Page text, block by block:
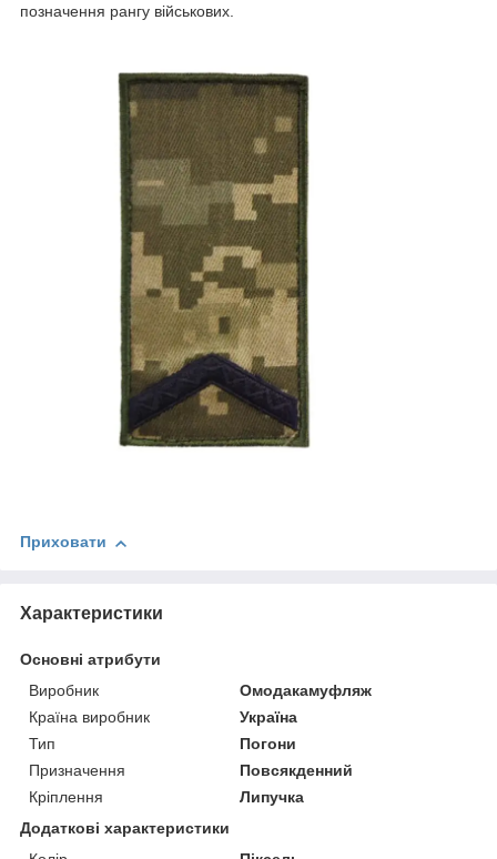
позначення рангу військових.
Приховати
Характеристики
Основні атрибути
Виробник
Омодакамуфляж
Країна виробник
Україна
Тип
Погони
Призначення
Повсякденний
Кріплення
Липучка
Додаткові характеристики